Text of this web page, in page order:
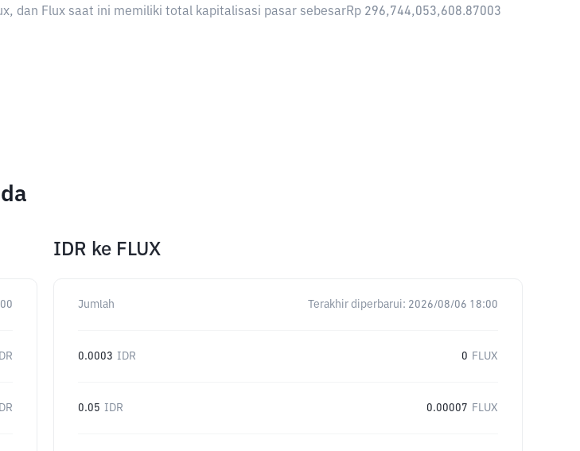
dan Flux saat ini memiliki total kapitalisasi pasar sebesarRp 296,744,053,608.87003
IDR ke FLUX
Jumlah Terakhir diperbarui: 2026/08/06 18:00
0.0003 IDR 0 FLUX
0.05 IDR 0.00007 FLUX